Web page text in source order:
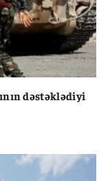
dəstəklədiyi